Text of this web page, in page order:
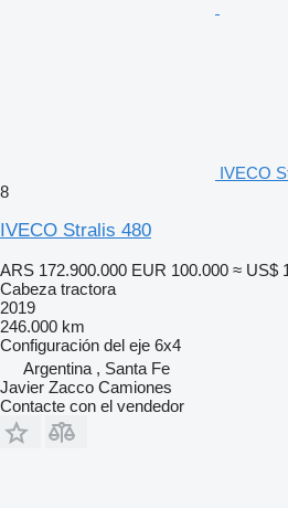
IVECO
8
IVECO Stralis 480
ARS 172.900.000 EUR 100.000 ≈ US$
Cabeza tractora
2019
246.000 km
Configuración del eje 6x4
Argentina , Santa Fe
Javier Zacco Camiones
Contacte con el vendedor